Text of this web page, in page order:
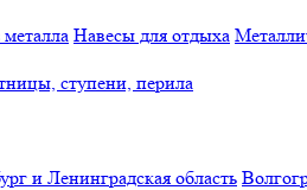
Навесы для отдыха
ступени, перила
и Ленинградская область